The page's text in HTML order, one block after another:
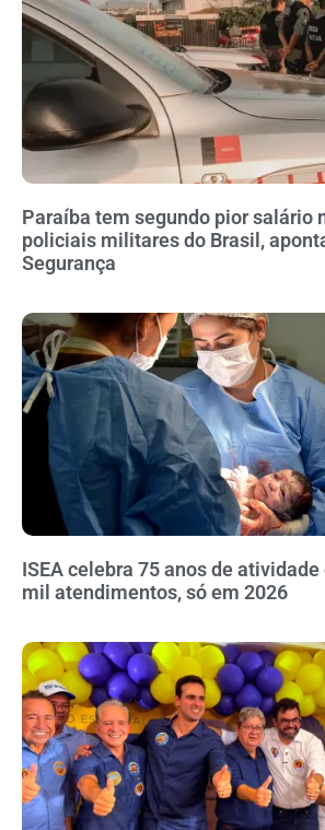
Paraíba tem segundo pior salário
policiais militares do Brasil,
Segurança
ISEA celebra 75 anos de
mil atendimentos, só em 2026